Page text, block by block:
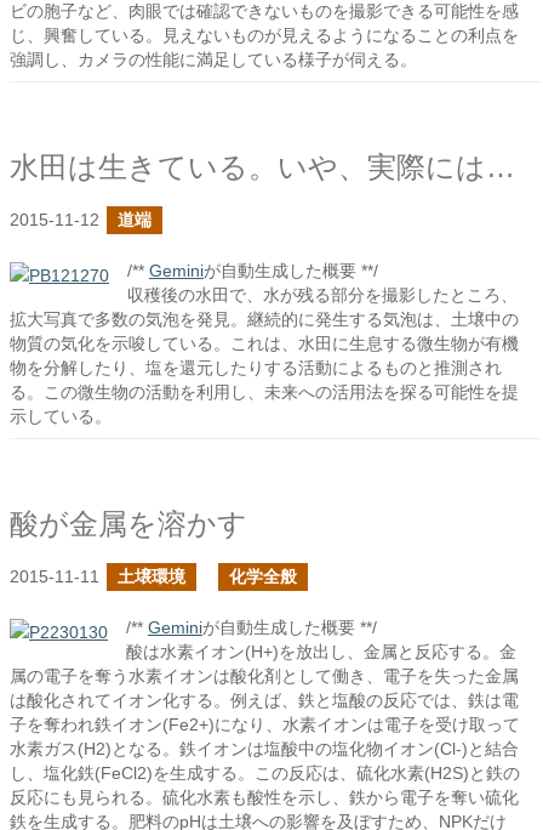
ビの胞子など、肉眼では確認できないものを撮影できる可能性を感
じ、興奮している。見えないものが見えるようになることの利点を
強調し、カメラの性能に満足している様子が伺える。
水田は生きている。いや、実際には水田にいる微生物
2015-11-12 道端
/** Geminiが自動生成した概要 **/
収穫後の水田で、水が残る部分を撮影したところ、
拡大写真で多数の気泡を発見。継続的に発生する気泡は、土壌中の
物質の気化を示唆している。これは、水田に生息する微生物が有機
物を分解したり、塩を還元したりする活動によるものと推測され
る。この微生物の活動を利用し、未来への活用法を探る可能性を提
示している。
酸が金属を溶かす
2015-11-11 土壌環境 化学全般
/** Geminiが自動生成した概要 **/
酸は水素イオン(H+)を放出し、金属と反応する。金
属の電子を奪う水素イオンは酸化剤として働き、電子を失った金属
は酸化されてイオン化する。例えば、鉄と塩酸の反応では、鉄は電
子を奪われ鉄イオン(Fe2+)になり、水素イオンは電子を受け取って
水素ガス(H2)となる。鉄イオンは塩酸中の塩化物イオン(Cl-)と結合
し、塩化鉄(FeCl2)を生成する。この反応は、硫化水素(H2S)と鉄の
反応にも見られる。硫化水素も酸性を示し、鉄から電子を奪い硫化
鉄を生成する。肥料のpHは土壌への影響を及ぼすため、NPKだけ